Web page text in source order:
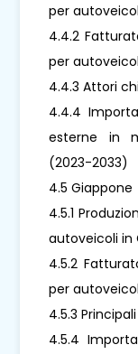
per
4.4.2
per
4.4.3 Attori
4.4.4
esterne in
(2023-2033)
4.5 Giappone
4.5.1
autoveicoli in
4.5.2
per
4.5.3
4.5.4